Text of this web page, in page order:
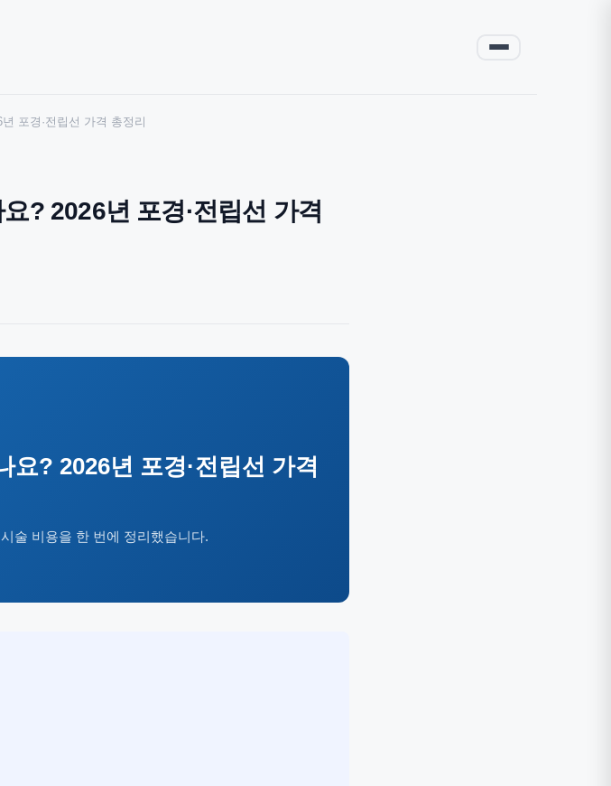
포경·전립선 가격 총정리
? 2026년 포경·전립선 가격
요? 2026년 포경·전립선 가격
술 비용을 한 번에 정리했습니다.